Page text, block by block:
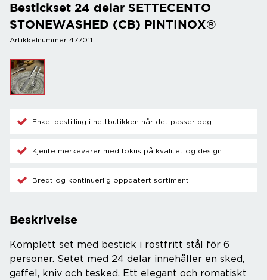
Bestickset 24 delar SETTECENTO
STONEWASHED (CB) PINTINOX®
Artikkelnummer 477011
Enkel bestilling i nettbutikken når det passer deg
Kjente merkevarer med fokus på kvalitet og design
Bredt og kontinuerlig oppdatert sortiment
Beskrivelse
Komplett set med bestick i rostfritt stål för 6
personer. Setet med 24 delar innehåller en sked,
gaffel, kniv och tesked. Ett elegant och romatiskt